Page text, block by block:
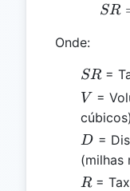
SR
Onde:
SR
SR=
V
V =
cúbicos)
D
D =
(milhas
R
R=